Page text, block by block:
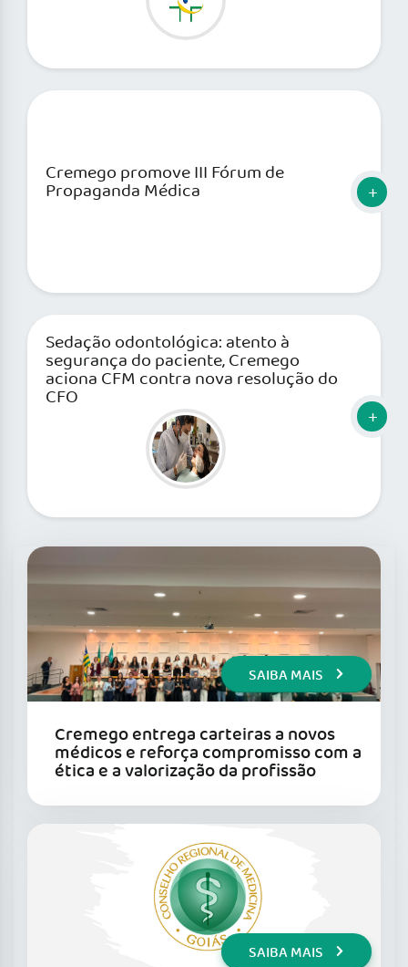
Cremego promove III Fórum de
Propaganda Médica
Sedação odontológica: atento à
segurança do paciente, Cremego
aciona CFM contra nova resolução do
CFO
SAIBA MAIS
Cremego entrega carteiras a novos
médicos e reforça compromisso com a
ética e a valorização da profissão
SAIBA MAIS